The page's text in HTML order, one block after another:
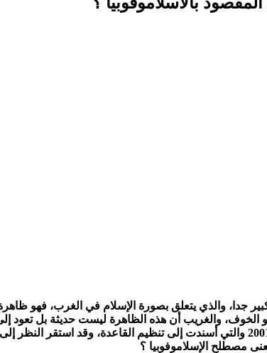
جدا، والذي يتعلق بصورة الإسلام في الغرب، فهو
والغريب أن هذه الظاهرة ليست حديثة بل تعود
انتشر كثيرا من بعد التفجيرات الشهيرة التي قد شهدتها أمريكا في سبتمبر 2001 والتي أسندت
مصطلح الإسلاموفوبيا ؟